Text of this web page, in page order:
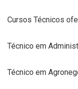
Cursos Técnicos
Técnico em
Técnico em